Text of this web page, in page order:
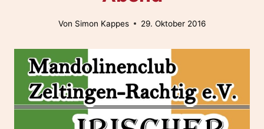
Von Simon Kappes 29. Oktober 2016